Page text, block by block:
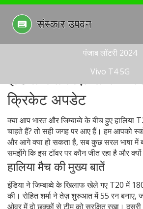
पंजाब लॉटरी 2024
Vivo T4 5G
इंडिया बनाम ज़िम्बाब्वे –
क्रिकेट अपडेट
क्या आप भारत और जिम्बाब्वे के बीच हुए हालिया
चाहते हैं? तो सही जगह पर आए हैं। हम आपको
और आगे क्या हो सकता है, सब कुछ सरल भाषा में
समझेंगे कि इस टॉवर पर कौन जीत रहा है और
हालिया मैच की मुख्य बातें
इंडिया ने जिम्बाब्वे के खिलाफ खेले गए T20 में
की। रोहित शर्मा ने तेज़ शुरुआत में 55 रन बनाए,
ओवर में दो छक्कों से टीम को सुरक्षित रखा।